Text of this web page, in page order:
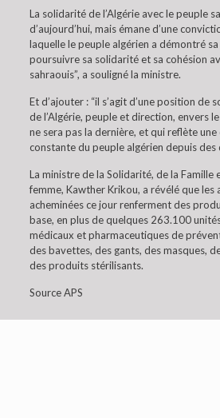
La solidarité de l’Algérie avec le peuple
d’aujourd’hui, mais émane d’une
laquelle le peuple algérien a démontré
poursuivre sa solidarité et sa cohésion
sahraouis”, a souligné la ministre.
Et d’ajouter : “il s’agit d’une position de
de l’Algérie, peuple et direction, envers
ne sera pas la dernière, et qui reflète
constante du peuple algérien depuis des
La ministre de la Solidarité, de la Famille
femme, Kawther Krikou, a révélé que les
acheminées ce jour renferment des
base, en plus de quelques 263.100
médicaux et pharmaceutiques de
des bavettes, des gants, des masques,
des produits stérilisants.
Source APS